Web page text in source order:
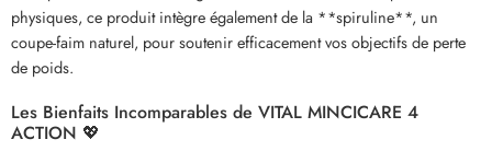
physiques, ce produit intègre également de la **spiruline**, un
coupe-faim naturel, pour soutenir efficacement vos objectifs de perte
de poids.
Les Bienfaits Incomparables de VITAL MINCICARE 4
ACTION 💖